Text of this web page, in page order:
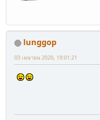
lunggop
03 เมษายน 2020, 19:01:21